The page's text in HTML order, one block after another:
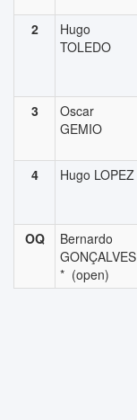
2
Hugo
TOLEDO
3
Oscar
GEMIO
4 Hugo LOPEZ
OQ
Bernardo
GONÇALVES
* (open)